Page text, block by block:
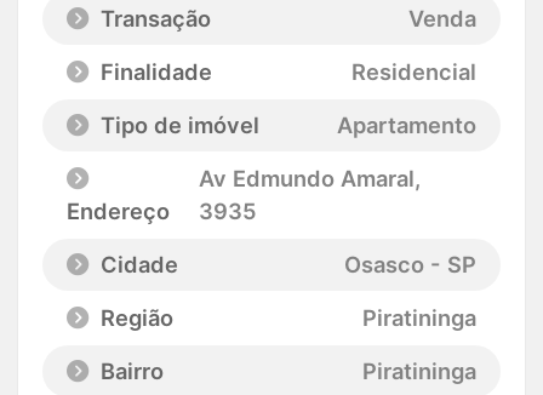
Transação
Venda
Finalidade
Residencial
Tipo de imóvel
Apartamento
Endereço
Av Edmundo Amaral,
3935
Cidade
Osasco - SP
Região
Piratininga
Bairro
Piratininga